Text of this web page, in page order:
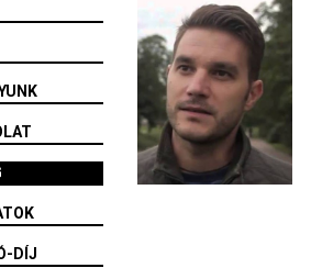
DÍJ